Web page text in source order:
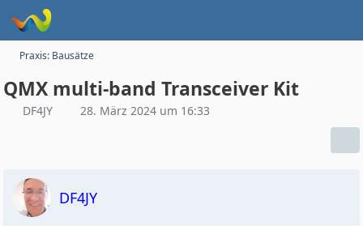
Praxis: Bausätze
QMX multi-band Transceiver Kit
DF4JY 28. März 2024 um 16:33
DF4JY